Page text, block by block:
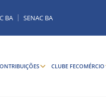
BA SENAC BA
CLUBE FECOMÉRCIO